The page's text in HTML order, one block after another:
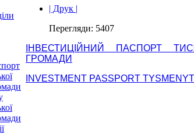
| Друк |
Перегляди: 5407
ІНВЕСТИЦІЙНИЙ ПАСПОРТ
ГРОМАДИ
INVESTMENT PASSPORT